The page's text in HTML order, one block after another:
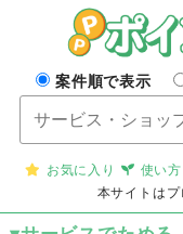
案件順で表示
お気に入り 使い方
本サイトはプ